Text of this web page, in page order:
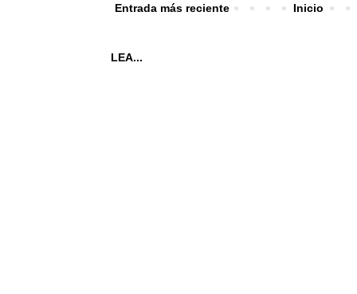
Entrada más reciente Inicio
LEA...